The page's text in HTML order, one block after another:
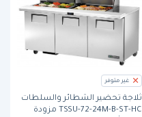
غير متوفر
ثلاجة تحضير الشطائر والسلطات
TSSU-72-24M-B-ST-HC مزودة